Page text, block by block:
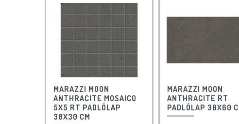
MARAZZI MOON
ANTHRACITE MOSAICO
5X5 RT PADLÓLAP
30X30 CM
MARAZZI MOON
ANTHRACITE RT
PADLÓLAP 30X60